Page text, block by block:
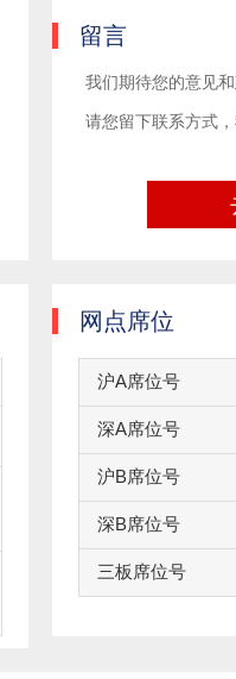
留言
我们期待您的意见和
请您留下联系方式
网点席位
沪A席位号
深A席位号
沪B席位号
深B席位号
三板席位号